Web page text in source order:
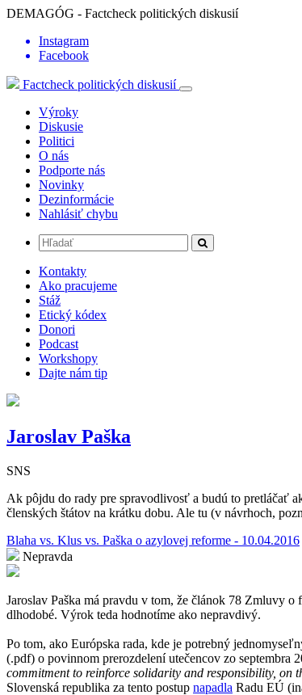
DEMAGÓG - Factcheck politických diskusií
Instagram
Facebook
Factcheck politických diskusií
Výroky
Diskusie
Politici
O nás
Podporte nás
Novinky
Dezinformácie
Nahlásiť chybu
Kontakty
Ako pracujeme
Stáž
Etický kódex
Donori
Podcast
Workshopy
Dajte nám tip
Jaroslav Paška
SNS
Ak pôjdu do rady pre spravodlivosť a budú to pretláčať
členských štátov na krátku dobu. Ale tu (v návrhoch,
Blaha vs. Klus vs. Paška o azylovej reforme - 10.04.2016
Nepravda
Jaroslav Paška má pravdu v tom, že článok 78 Zmluvy
dlhodobé. Výrok teda hodnotíme ako nepravdivý.
Po tom, ako Európska rada, kde je potrebný
(.pdf) o povinnom prerozdelení utečencov zo septembra
commitment to reinforce solidarity and responsibility, on
Slovenská republika za tento postup napadla Radu EÚ